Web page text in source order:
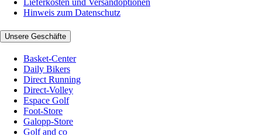
Lieferkosten und Versandoptionen
Hinweis zum Datenschutz
Unsere Geschäfte
Basket-Center
Daily Bikers
Direct Running
Direct-Volley
Espace Golf
Foot-Store
Galopp-Store
Golf and co